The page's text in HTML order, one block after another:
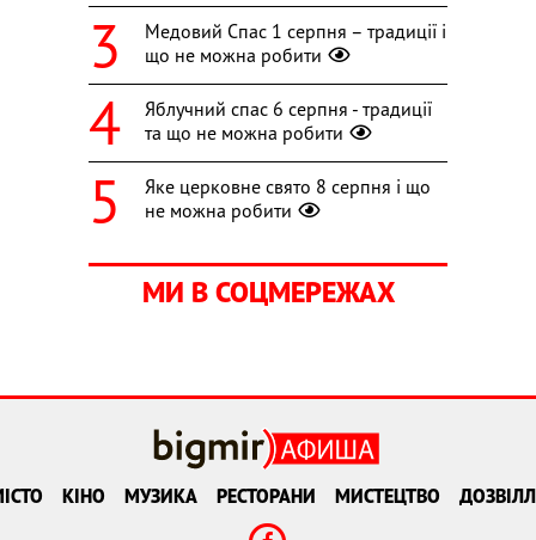
Медовий Спас 1 серпня – традиції і
що не можна робити
Яблучний спас 6 серпня - традиції
та що не можна робити
Яке церковне свято 8 серпня і що
не можна робити
МИ В СОЦМЕРЕЖАХ
КІНО МУЗИКА РЕСТОРАНИ МИСТЕЦТВО